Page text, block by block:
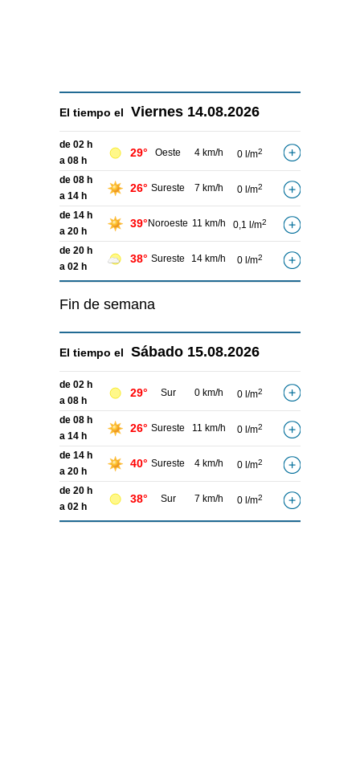
El tiempo el Viernes 14.08.2026
de 02 h
a 08 h
29° Oeste 4 km/h 0 l/m2
de 08 h
a 14 h
26° Sureste 7 km/h 0 l/m2
de 14 h
a 20 h
39° Noroeste 11 km/h 0,1 l/m2
de 20 h
a 02 h
38° Sureste 14 km/h 0 l/m2
Fin de semana
El tiempo el Sábado 15.08.2026
de 02 h
a 08 h
29° Sur 0 km/h 0 l/m2
de 08 h
a 14 h
26° Sureste 11 km/h 0 l/m2
de 14 h
a 20 h
40° Sureste 4 km/h 0 l/m2
de 20 h
a 02 h
38° Sur 7 km/h 0 l/m2